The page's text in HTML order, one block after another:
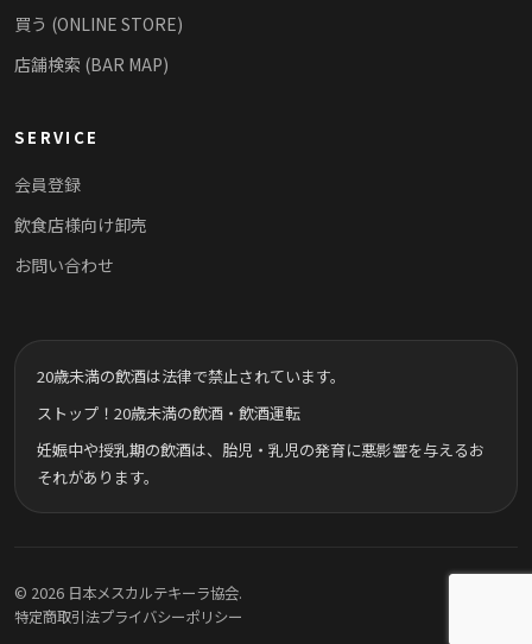
買う (ONLINE STORE)
店舗検索 (BAR MAP)
SERVICE
会員登録
飲食店様向け卸売
お問い合わせ
20歳未満の飲酒は法律で禁止されています。
ストップ！20歳未満の飲酒・飲酒運転
妊娠中や授乳期の飲酒は、胎児・乳児の発育に悪影響を与えるお
それがあります。
© 2026 日本メスカルテキーラ協会.
特定商取引法プライバシーポリシー